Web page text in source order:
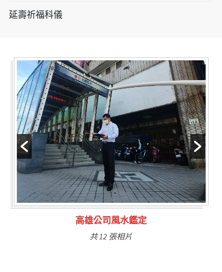
延壽祈福科儀
林氏福主量子生基造命
共 6 張相片